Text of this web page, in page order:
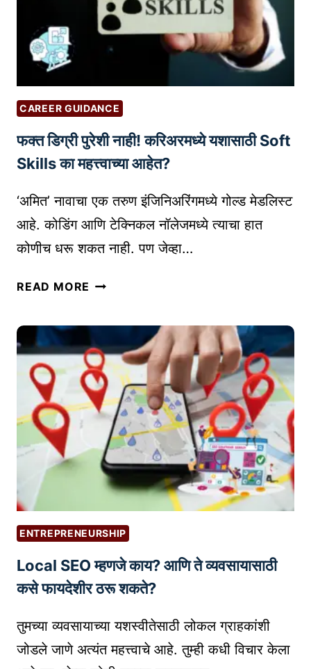
ड
चे
का
य
दे
र
सं
र
क्ष
क
मि
ळ
वा
वे
?
CAREER GUIDANCE
फक्त डिग्री पुरेशी नाही! करिअरमध्ये यशासाठी Soft
Skills का महत्त्वाच्या आहेत?
‘अमित’ नावाचा एक तरुण इंजिनिअरिंगमध्ये गोल्ड मेडलिस्ट
आहे. कोडिंग आणि टेक्निकल नॉलेजमध्ये त्याचा हात
कोणीच धरू शकत नाही. पण जेव्हा…
READ MORE फ
पु
रे
शी
ना
!
अ
र
म
ध्ये
य
सा
ठी
S
ENTREPRENEURSHIP
Local SEO म्हणजे काय? आणि ते व्यवसायासाठी
कसे फायदेशीर ठरू शकते?
तुमच्या व्यवसायाच्या यशस्वीतेसाठी लोकल ग्राहकांशी
जोडले जाणे अत्यंत महत्त्वाचे आहे. तुम्ही कधी विचार केला